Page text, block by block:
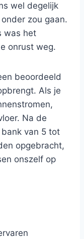
wel degelijk
zou gaan.
was het
onrust weg.
beoordeeld
Als je
Na de
van 5 tot
opgebracht,
onszelf op